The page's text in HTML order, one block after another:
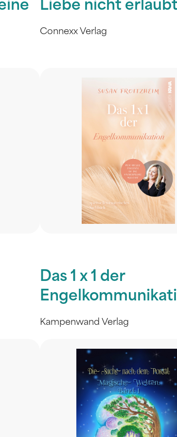
Liebe nicht erlaubt
Connexx Verlag
Das 1 x 1 der
Kampenwand Verlag